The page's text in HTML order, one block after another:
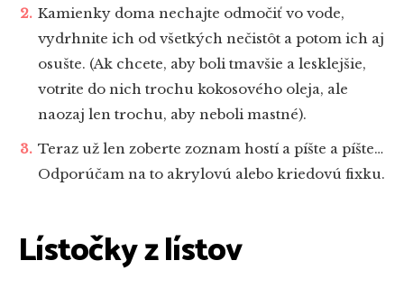
Kamienky doma nechajte odmočiť vo vode,
vydrhnite ich od všetkých nečistôt a potom ich aj
osušte. (Ak chcete, aby boli tmavšie a lesklejšie,
votrite do nich trochu kokosového oleja, ale
naozaj len trochu, aby neboli mastné).
Teraz už len zoberte zoznam hostí a píšte a píšte…
Odporúčam na to akrylovú alebo kriedovú fixku.
Lístočky z lístov